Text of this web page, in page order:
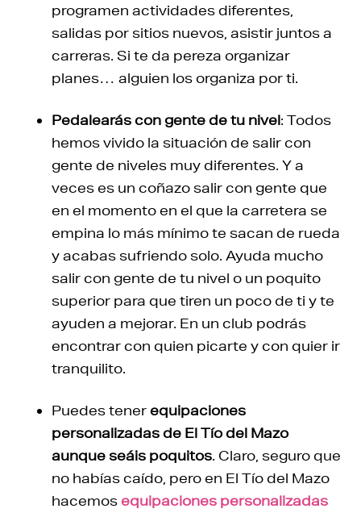
programen actividades diferentes,
salidas por sitios nuevos, asistir juntos a
carreras. Si te da pereza organizar
planes… alguien los organiza por ti.
Pedalearás con gente de tu nivel: Todos
hemos vivido la situación de salir con
gente de niveles muy diferentes. Y a
veces es un coñazo salir con gente que
en el momento en el que la carretera se
empina lo más mínimo te sacan de rueda
y acabas sufriendo solo. Ayuda mucho
salir con gente de tu nivel o un poquito
superior para que tiren un poco de ti y te
ayuden a mejorar. En un club podrás
encontrar con quien picarte y con quier ir
tranquilito.
Puedes tenerequipaciones
personalizadas de El Tío del Mazo
aunque seáis poquitos. Claro, seguro que
no habías caído, pero en El Tío del Mazo
hacemos equipaciones personalizadas